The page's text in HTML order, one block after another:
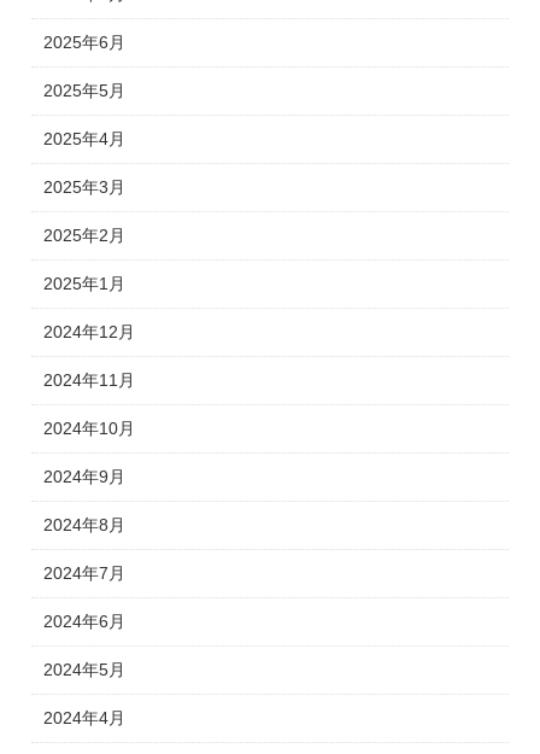
2025年6月
2025年5月
2025年4月
2025年3月
2025年2月
2025年1月
2024年12月
2024年11月
2024年10月
2024年9月
2024年8月
2024年7月
2024年6月
2024年5月
2024年4月